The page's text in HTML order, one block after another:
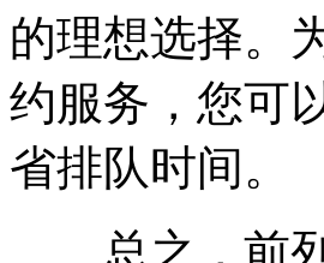
的理想选择。
约服务，您可
省排队时间。
总之，前列